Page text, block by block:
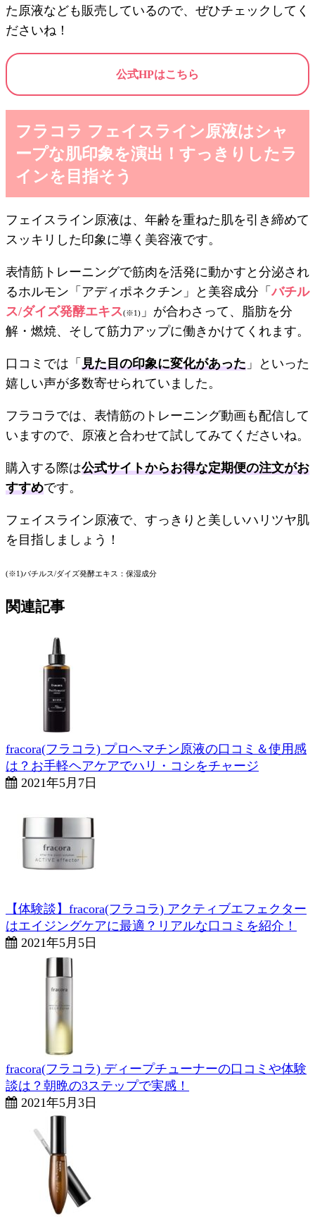
た原液なども販売しているので、ぜひチェックしてく
ださいね！
公式HPはこちら
フラコラ フェイスライン原液はシャ
ープな肌印象を演出！すっきりしたラ
インを目指そう
フェイスライン原液は、年齢を重ねた肌を引き締めて
スッキリした印象に導く美容液です。
表情筋トレーニングで筋肉を活発に動かすと分泌され
るホルモン「アディポネクチン」と美容成分「バチル
ス/ダイズ発酵エキス(※1) 」が合わさって、脂肪を分
解・燃焼、そして筋力アップに働きかけてくれます。
口コミでは「 見た目の印象に変化があった 」といった
嬉しい声が多数寄せられていました。
フラコラでは、表情筋のトレーニング動画も配信して
いますので、原液と合わせて試してみてくださいね。
購入する際は公式サイトからお得な定期便の注文がお
すすめです。
フェイスライン原液で、すっきりと美しいハリツヤ肌
を目指しましょう！
(※1)バチルス/ダイズ発酵エキス：保湿成分
関連記事
fracora(フラコラ) プロヘマチン原液の口コミ＆使用感
は？お手軽ヘアケアでハリ・コシをチャージ
2021年5月7日
【体験談】fracora(フラコラ) アクティブエフェクター
はエイジングケアに最適？リアルな口コミを紹介！
2021年5月5日
fracora(フラコラ) ディープチューナーの口コミや体験
談は？朝晩の3ステップで実感！
2021年5月3日